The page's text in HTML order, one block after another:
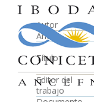
Autor
Año
Título
Editor del
trabajo